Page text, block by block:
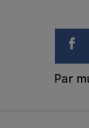
Par